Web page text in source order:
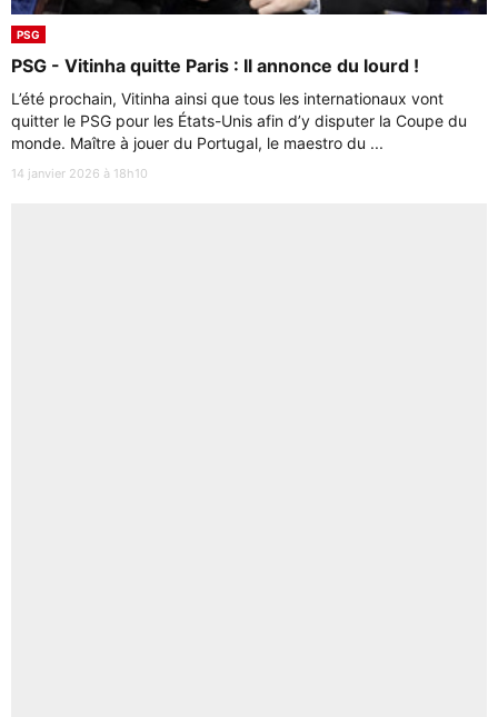
PSG
PSG - Vitinha quitte Paris : Il annonce du lourd !
L’été prochain, Vitinha ainsi que tous les internationaux vont
quitter le PSG pour les États-Unis afin d’y disputer la Coupe du
monde. Maître à jouer du Portugal, le maestro du ...
14 janvier 2026 à 18h10